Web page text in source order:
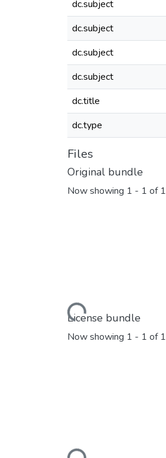
dc.subject
dc.subject
dc.subject
dc.subject
dc.title
dc.type
Files
Original bundle
Now showing 1 - 1 of 1
Loading...
License bundle
Now showing 1 - 1 of 1
Loading...